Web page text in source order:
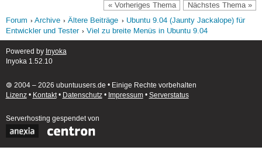
« Vorheriges Thema Nächstes Thema »
Forum Archive Ältere Beiträge
Ubuntu 9.04 (Jaunty Jackalope) für
Entwickler und Tester
Viel zu breite Menüs in Ubuntu 9.04
Powered by Inyoka
Inyoka 1.52.10
🄯 2004 – 2026 ubuntuusers.de • Einige Rechte vorbehalten
Lizenz• Kontakt• Datenschutz• Impressum• Serverstatus
Serverhosting gespendet von